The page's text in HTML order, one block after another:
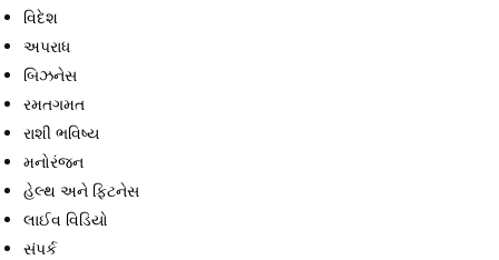
વિદેશ
અપરાધ
બિઝનેસ
રમતગમત
રાશી ભવિષ્ય
મનોરંજન
હેલ્થ અને ફિટનેસ
લાઈવ વિડિયો
સંપર્ક